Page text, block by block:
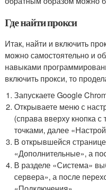
Где найти прокси
Итак, найти и включить
можно самостоятельно и
навыками
включить прокси, то
Запускаете Google
Открываете меню с
(справа вверху кнопка
точками, далее
В открывшейся
«Дополнительные», а
В разделе «Система»
сервера», а после